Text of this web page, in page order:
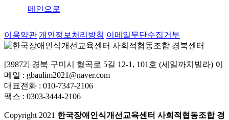
메인으로
이용약관 개인정보처리방침 이메일무단수집거부
[39872] 경북 구미시 형곡로 5길 12-1, 101호 (세일까치빌라) 이
메일 : gbaulim2021@naver.com
대표전화 : 010-7347-2106
팩스 : 0303-3444-2106
Copyright 2021 한국장애인식개선교육센터 사회적협동조합 경